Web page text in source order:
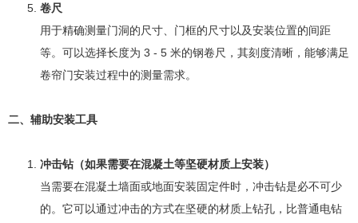
卷尺
用于精确测量门洞的尺寸、门框的尺寸以及安装位置的间距
等。可以选择长度为 3 - 5 米的钢卷尺，其刻度清晰，能够满足
卷帘门安装过程中的测量需求。
二、辅助安装工具
冲击钻（如果需要在混凝土等坚硬材质上安装）
当需要在混凝土墙面或地面安装固定件时，冲击钻是必不可少
的。它可以通过冲击的方式在坚硬的材质上钻孔，比普通电钻